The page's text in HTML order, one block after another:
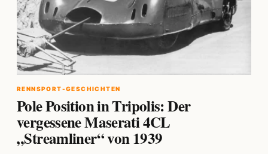
RENNSPORT-GESCHICHTEN
Pole Position in Tripolis: Der
vergessene Maserati 4CL
„Streamliner“ von 1939